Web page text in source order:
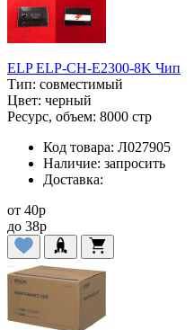
ELP ELP-CH-E2300-8K Чип
Тип: совместимый
Цвет: черный
Ресурс, объем: 8000 стр
Код товара: Л027905
Наличие: запросить
Доставка:
от 40p
до 38p